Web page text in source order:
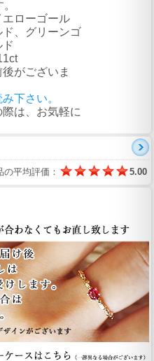
ローゴール
ド、グリーンゴ
がございま
下さい。
は、お気軽に
の平均評価： 5.00